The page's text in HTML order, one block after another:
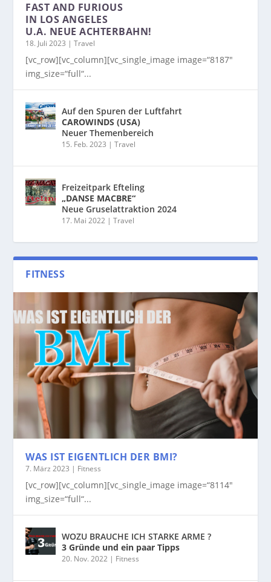
FAST AND FURIOUS
IN LOS ANGELES
U.A. NEUE ACHTERBAHN!
18. Juli 2023 |Travel
[vc_row][vc_column][vc_single_image image=“8187″
img_size=“full“...
Auf den Spuren der Luftfahrt
CAROWINDS (USA)
Neuer Themenbereich
15. Feb. 2023 |Travel
Freizeitpark Efteling
„DANSE MACBRE“
Neue Gruselattraktion 2024
17. Mai 2022 |Travel
FITNESS
WAS IST EIGENTLICH DER BMI?
7. März 2023 | Fitness
[vc_row][vc_column][vc_single_image image=“8114″
img_size=“full“...
WOZU BRAUCHE ICH STARKE ARME ?
3 Gründe und ein paar Tipps
20. Nov. 2022 | Fitness